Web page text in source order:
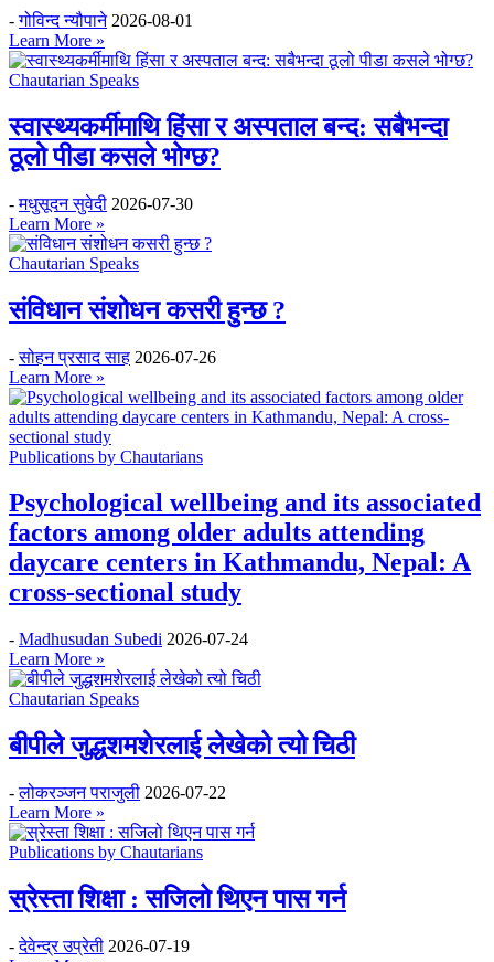
-गोविन्द न्यौपाने 2026-08-01
Learn More »
Chautarian Speaks
स्वास्थ्यकर्मीमाथि हिंसा र अस्पताल बन्द: सबैभन्दा
ठूलो पीडा कसले भोग्छ?
-मधुसूदन सुवेदी 2026-07-30
Learn More »
Chautarian Speaks
संविधान संशोधन कसरी हुन्छ ?
-सोहन प्रसाद साह 2026-07-26
Learn More »
Publications by Chautarians
Psychological wellbeing and its associated
factors among older adults attending
daycare centers in Kathmandu, Nepal: A
cross-sectional study
- Madhusudan Subedi 2026-07-24
Learn More »
Chautarian Speaks
बीपीले जुद्धशमशेरलाई लेखेको त्यो चिठी
-लोकरञ्‍जन पराजुली 2026-07-22
Learn More »
Publications by Chautarians
स्रेस्ता शिक्षा : सजिलो थिएन पास गर्न
-देवेन्द्र उप्रेती 2026-07-19